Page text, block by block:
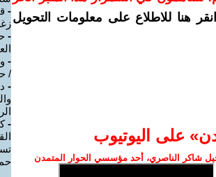
انقر هنا للاطلاع على معلومات التحويل
على اليوتيوب
شاكر الناصري، أحد مؤسسي الحوار المتمدن
-
-
-
/
-
-